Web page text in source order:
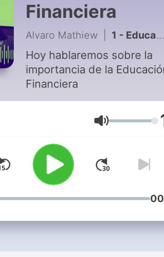
Financiera
Alvaro Mathiew 1 - Educación Financiera - InnovaTrade
Hoy hablaremos sobre la
importancia de la
Financiera
Volumen